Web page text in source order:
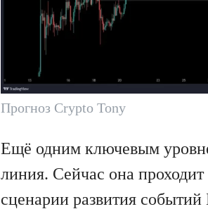
Прогноз Crypto Tony
Ещё одним ключевым
линия. Сейчас она
сценарии развития